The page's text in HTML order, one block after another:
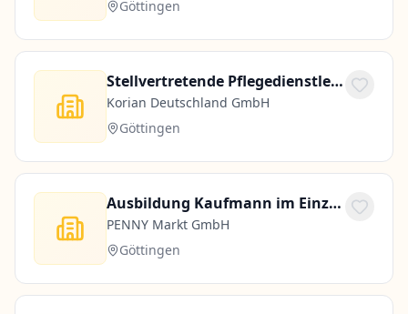
Göttingen
Stellvertretende Pflegedienstleitung (w/m/d)
Korian Deutschland GmbH
Göttingen
Ausbildung Kaufmann im Einzelhandel (m/w/d)
PENNY Markt GmbH
Göttingen